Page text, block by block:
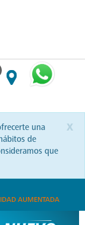
x
una
de
que
AUMENTADA